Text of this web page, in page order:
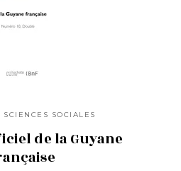
SOCIALES
de la Guyane